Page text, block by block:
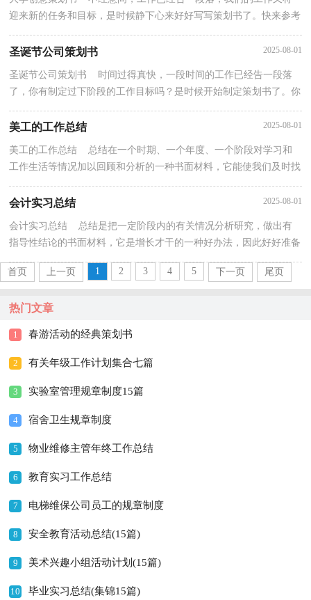
迎来新的任务和目标，是时候静下心来好好写写策划书了。快来参考
策划书是怎么写的吧，以下是小编收集整理的大学创意...
圣诞节公司策划书 2025-08-01
圣诞节公司策划书 时间过得真快，一段时间的工作已经告一段落
了，你有制定过下阶段的工作目标吗？是时候开始制定策划书了。你
美工的工作总结 2025-08-01
美工的工作总结 总结在一个时期、一个年度、一个阶段对学习和
工作生活等情况加以回顾和分析的一种书面材料，它能使我们及时找
出错误并改正，因此好好准备一份总结吧。那么总...
会计实习总结 2025-08-01
会计实习总结 总结是把一定阶段内的有关情况分析研究，做出有
指导性结论的书面材料，它是增长才干的一种好办法，因此好好准备
首页
上一页 1 2 3 4 5 下一页 尾页
热门文章
1 春游活动的经典策划书
2 有关年级工作计划集合七篇
3 实验室管理规章制度15篇
4 宿舍卫生规章制度
5 物业维修主管年终工作总结
6 教育实习工作总结
7 电梯维保公司员工的规章制度
8 安全教育活动总结(15篇)
9 美术兴趣小组活动计划(15篇)
10 毕业实习总结(集锦15篇)